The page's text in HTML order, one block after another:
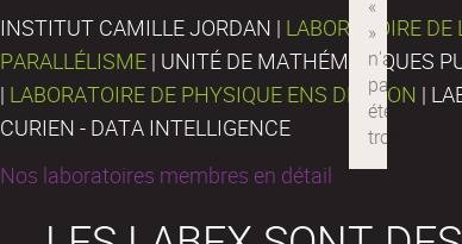
INSTITUT CAMILLE JORDAN | LABORATOIRE DE
PARALLÉLISME | UNITÉ DE MATHÉMATIQUES
| LABORATOIRE DE PHYSIQUE ENS DE LYON |
CURIEN - DATA INTELLIGENCE
Nos laboratoires membres en détail